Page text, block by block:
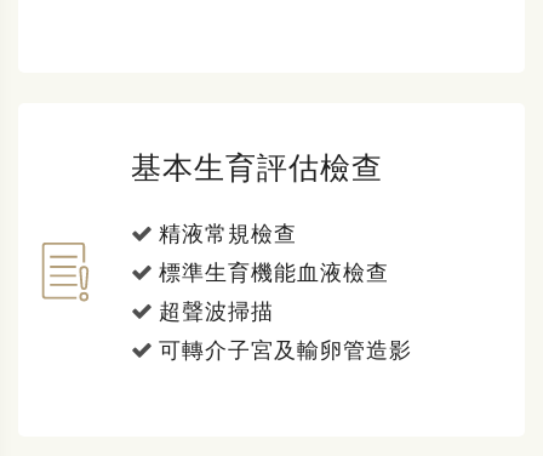
基本生育評估檢查
精液常規檢查
標準生育機能血液檢查
超聲波掃描
可轉介子宮及輸卵管造影